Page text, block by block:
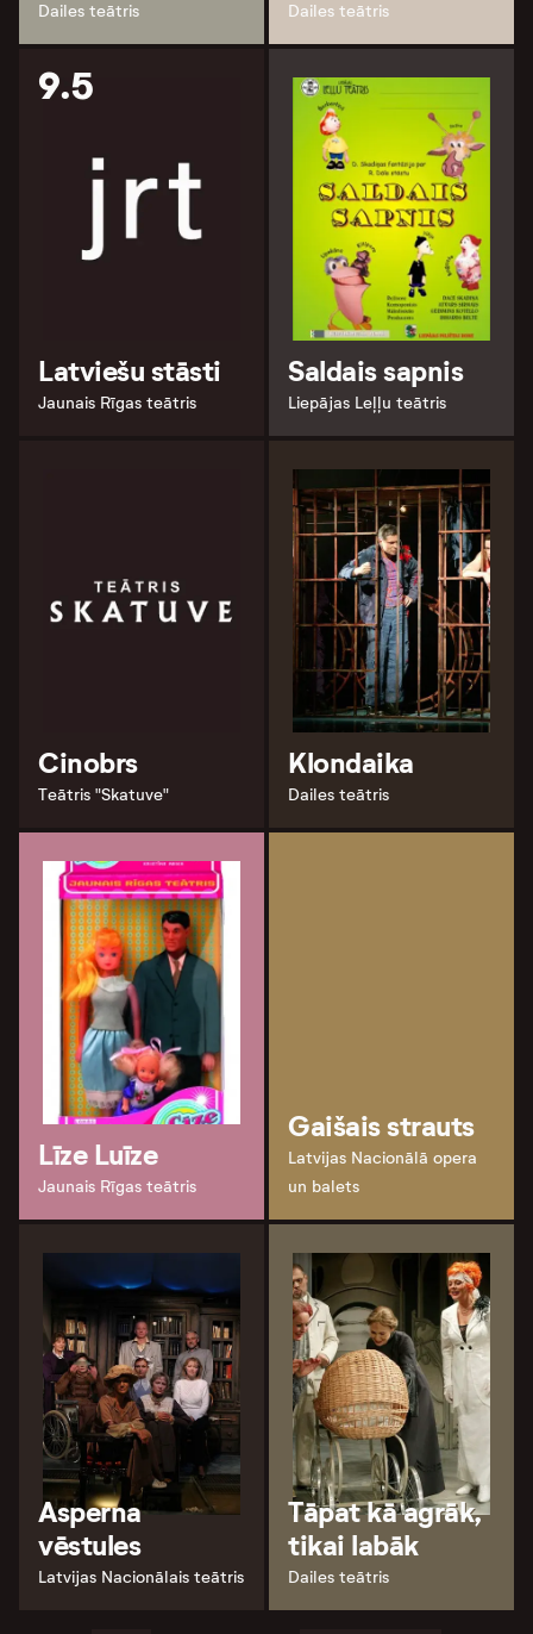
Dailes teātris Dailes teātris
9.5
Latviešu stāsti
Jaunais Rīgas teātris
Saldais sapnis
Liepājas Leļļu teātris
Cinobrs
Teātris "Skatuve"
Klondaika
Dailes teātris
Līze Luīze
Jaunais Rīgas teātris
Gaišais strauts
Latvijas Nacionālā opera
un balets
Asperna
vēstules
Latvijas Nacionālais teātris
Tāpat kā agrāk,
tikai labāk
Dailes teātris